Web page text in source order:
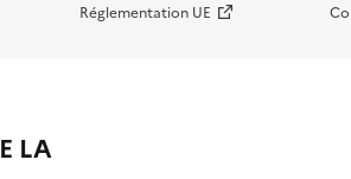
Réglementation UE
LA